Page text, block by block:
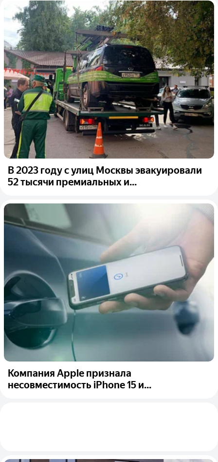
В 2023 году с улиц Москвы эвакуировали
52 тысячи премиальных и...
Компания Apple признала
несовместимость iPhone 15 и...